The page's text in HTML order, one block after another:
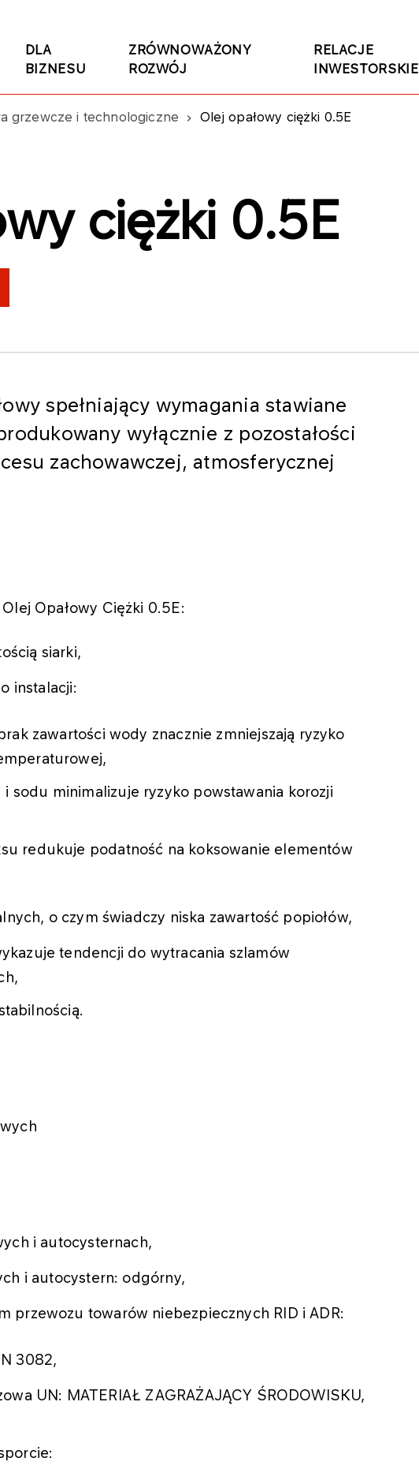
DLA
BIZNESU
ZRÓWNOWAŻONY
ROZWÓJ
RELACJE
INWESTORSKIE
grzewcze i technologiczne Olej opałowy ciężki 0.5E
ciężki 0.5E
spełniający wymagania stawiane
wyłącznie z pozostałości
zachowawczej, atmosferycznej
Opałowy Ciężki 0.5E:
siarki,
instalacji:
zawartości wody znacznie zmniejszają ryzyko
sodu minimalizuje ryzyko powstawania korozji
redukuje podatność na koksowanie elementów
o czym świadczy niska zawartość popiołów,
tendencji do wytracania szlamów
i autocysternach,
i autocystern: odgórny,
przewozu towarów niebezpiecznych RID i ADR:
3082,
UN: MATERIAŁ ZAGRAŻAJĄCY ŚRODOWISKU,